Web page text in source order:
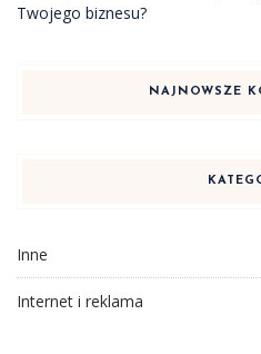
Twojego biznesu?
NAJNOWSZE
Inne
Internet i reklama